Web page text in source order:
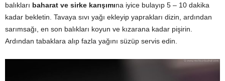
balıkları baharat ve sirke karışımına iyice bulayıp 5 – 10 dakika
kadar bekletin. Tavaya sıvı yağı ekleyip yaprakları dizin, ardından
sarımsağı, en son balıkları koyun ve kızarana kadar pişirin.
Ardından tabaklara alıp fazla yağını süzüp servis edin.